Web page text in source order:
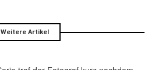
Weitere Artikel